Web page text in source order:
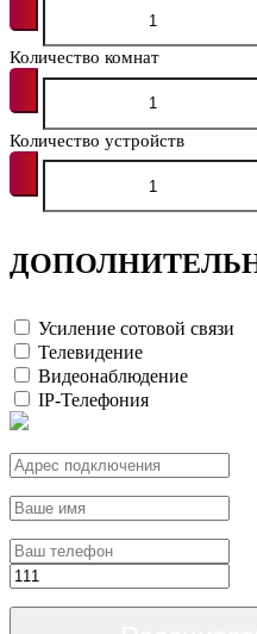
Количество комнат
Количество устройств
Усиление сотовой связи
Телевидение
Видеонаблюдение
IP-Телефония